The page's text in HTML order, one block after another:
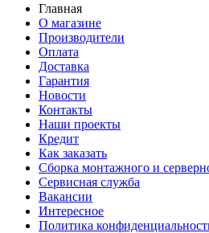
Главная
О магазине
Производители
Оплата
Доставка
Гарантия
Новости
Контакты
Наши проекты
Кредит
Как заказать
Сборка монтажного и
Сервисная служба
Вакансии
Интересное
Политика